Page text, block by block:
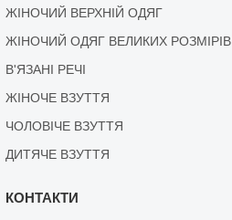
ЖІНОЧИЙ ВЕРХНІЙ ОДЯГ
ЖІНОЧИЙ ОДЯГ ВЕЛИКИХ РОЗМІРІВ
В'ЯЗАНІ РЕЧІ
ЖІНОЧЕ ВЗУТТЯ
ЧОЛОВІЧЕ ВЗУТТЯ
ДИТЯЧЕ ВЗУТТЯ